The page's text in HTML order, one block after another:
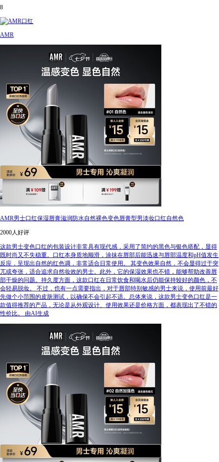
8
AMR
AMR男士口红保湿唇膏滋润防水自然裸色变色唇膏型男淡妆口红自然色
2000人好评
这款男士变色口红的包装设计非常具有现代感，采用了简约的黑色与银色搭配，显得
既时尚又不失稳重。口红本身质地顺滑，涂抹在唇部后能迅速与唇部温度和pH值发生
反应，呈现出自然的红色调，非常适合日常使用。 其变色效果自然，不会显得过于突
兀或夸张，适合追求自然妆效的男士。此外，它的保湿效果也不错，能够帮助改善唇
部干燥的问题。持久度方面，这款口红在日常饮食和喝水后仍能保持较好的颜色，不
会轻易脱妆。 不过，也有一点需要指出，对于唇部特别敏感的男士来说，使用前最好
先做个小范围的皮肤测试，以确保不会引起不适。总体来说，这款男士变色口红是一
款值得推荐的产品，无论是从外观设计、使用效果还是价格方面，都表现出了不错的
性价比。 由AI生成